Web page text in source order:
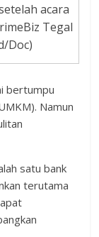
acara
Tegal
Doc)
bertumpu
Namun
satu bank
terutama